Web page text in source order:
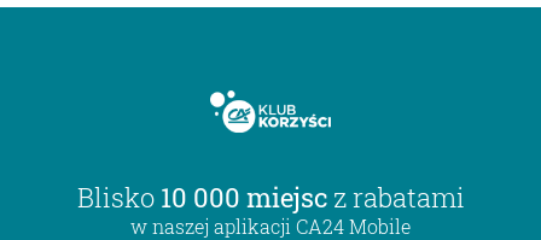
Blisko 10 000 miejsc z rabatami
w naszej aplikacji CA24 Mobile